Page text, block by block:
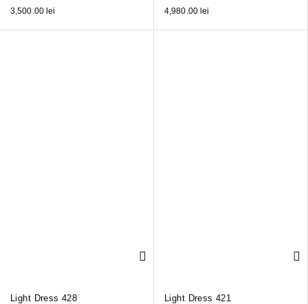
3,500.00lei 4,980.00lei
Light Dress 428 Light Dress 421